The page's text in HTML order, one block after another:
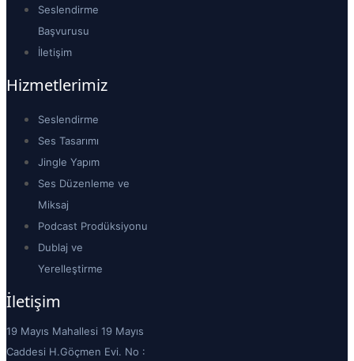
Seslendirme
Başvurusu
İletişim
Hizmetlerimiz
Seslendirme
Ses Tasarımı
Jingle Yapım
Ses Düzenleme ve
Miksaj
Podcast Prodüksiyonu
Dublaj ve
Yerelleştirme
İletişim
19 Mayıs Mahallesi 19 Mayıs
Caddesi H.Göçmen Evi. No :